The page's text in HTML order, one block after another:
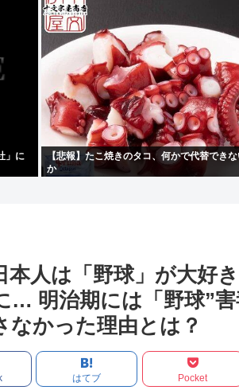
」に
【悲報】たこ焼きのタコ、何かで代替でき
か
本人は「野球」が大好
… 明治期には「野球”
なかった理由とは？
はてブ Pocket